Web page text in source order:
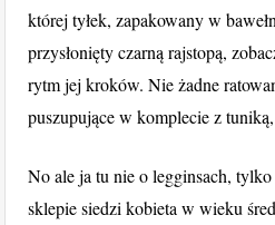
której tyłek, zapakowany w
przysłonięty czarną rajstopą,
rytm jej kroków. Nie żadne
puszupujące w komplecie z
No ale ja tu nie o legginsach,
sklepie siedzi kobieta w wieku